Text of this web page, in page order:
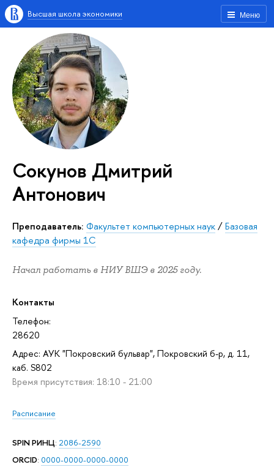
Меню
Высшая школа экономики
Сокунов Дмитрий
Антонович
Преподаватель: Факультет компьютерных наук/Базовая
кафедра фирмы 1С
Начал работать в НИУ ВШЭ в 2025 году.
Контакты
Телефон:
28620
Адрес: АУК "Покровский бульвар", Покровский б-р, д. 11,
каб. S802
Время присутствия: 18:10 - 21:00
Расписание
SPIN РИНЦ: 2086-2590
ORCID: 0000-0000-0000-0000